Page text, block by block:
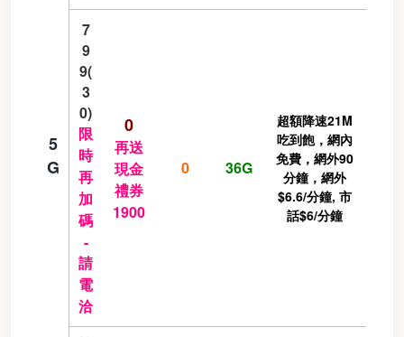
5
G
7
9
9(
3
0)
限
時
再
加
碼
-
請
電
洽
0
再送
現金
禮券
1900
0 36G
超額降速21M
吃到飽，網內
免費，網外90
分鐘，網外
$6.6/分鐘, 市
話$6/分鐘